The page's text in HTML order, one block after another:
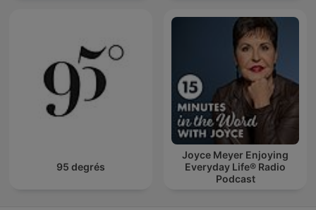
95 degrés
Joyce Meyer Enjoying
Everyday Life® Radio
Podcast